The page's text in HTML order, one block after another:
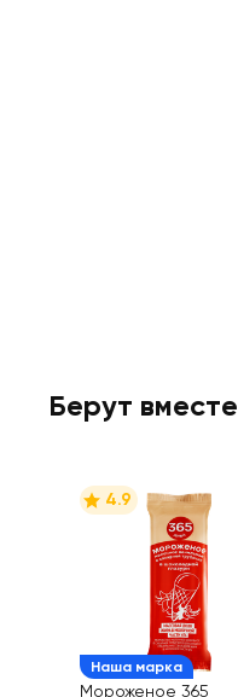
Берут вместе
Наша марка
4.9
Мороженое 365